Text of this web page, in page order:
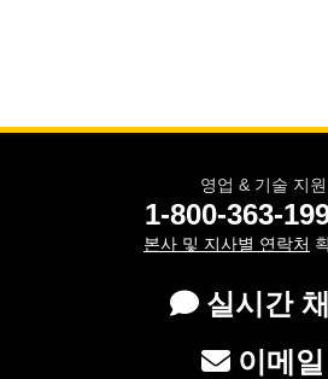
영업 & 기술 지원
1-800-363-
본사 및 지사별 연락처
실시간
이메일